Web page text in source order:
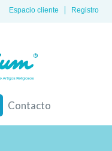
Registro
Espacio cliente
Contacto